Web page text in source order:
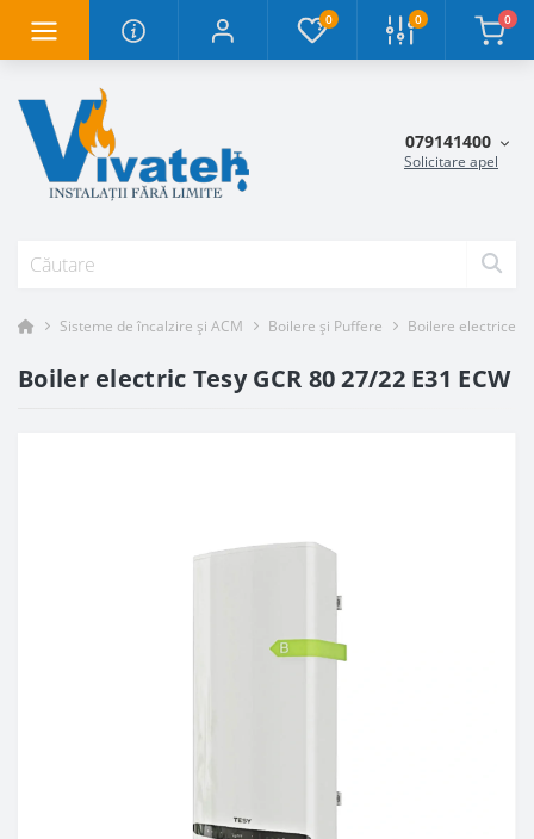
0 0 0
079141400
Solicitare apel
Sisteme de încalzire și ACM Boilere și Puffere Boilere electrice
Boiler electric Tesy GCR 80 27/22 E31 ECW